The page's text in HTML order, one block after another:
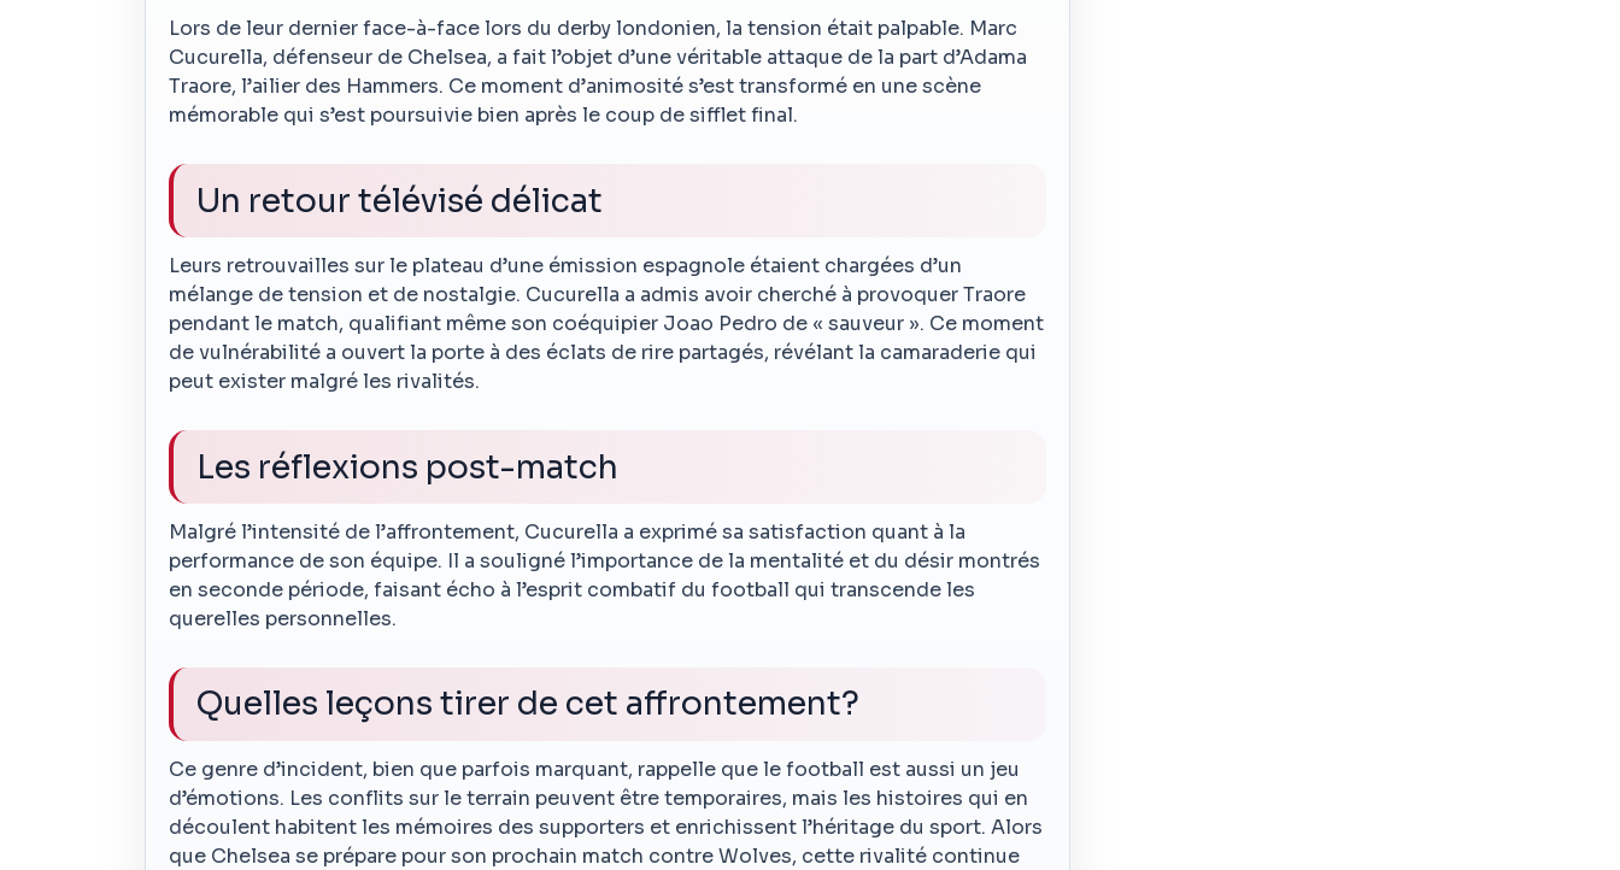
Lors de leur dernier face-à-face lors du derby londonien, la tension était palpable. Marc
Cucurella, défenseur de Chelsea, a fait l’objet d’une véritable attaque de la part d’Adama
Traore, l’ailier des Hammers. Ce moment d’animosité s’est transformé en une scène
mémorable qui s’est poursuivie bien après le coup de sifflet final.
Un retour télévisé délicat
Leurs retrouvailles sur le plateau d’une émission espagnole étaient chargées d’un
mélange de tension et de nostalgie. Cucurella a admis avoir cherché à provoquer Traore
pendant le match, qualifiant même son coéquipier Joao Pedro de « sauveur ». Ce moment
de vulnérabilité a ouvert la porte à des éclats de rire partagés, révélant la camaraderie qui
peut exister malgré les rivalités.
Les réflexions post-match
Malgré l’intensité de l’affrontement, Cucurella a exprimé sa satisfaction quant à la
performance de son équipe. Il a souligné l’importance de la mentalité et du désir montrés
en seconde période, faisant écho à l’esprit combatif du football qui transcende les
querelles personnelles.
Quelles leçons tirer de cet affrontement?
Ce genre d’incident, bien que parfois marquant, rappelle que le football est aussi un jeu
d’émotions. Les conflits sur le terrain peuvent être temporaires, mais les histoires qui en
découlent habitent les mémoires des supporters et enrichissent l’héritage du sport. Alors
que Chelsea se prépare pour son prochain match contre Wolves, cette rivalité continue